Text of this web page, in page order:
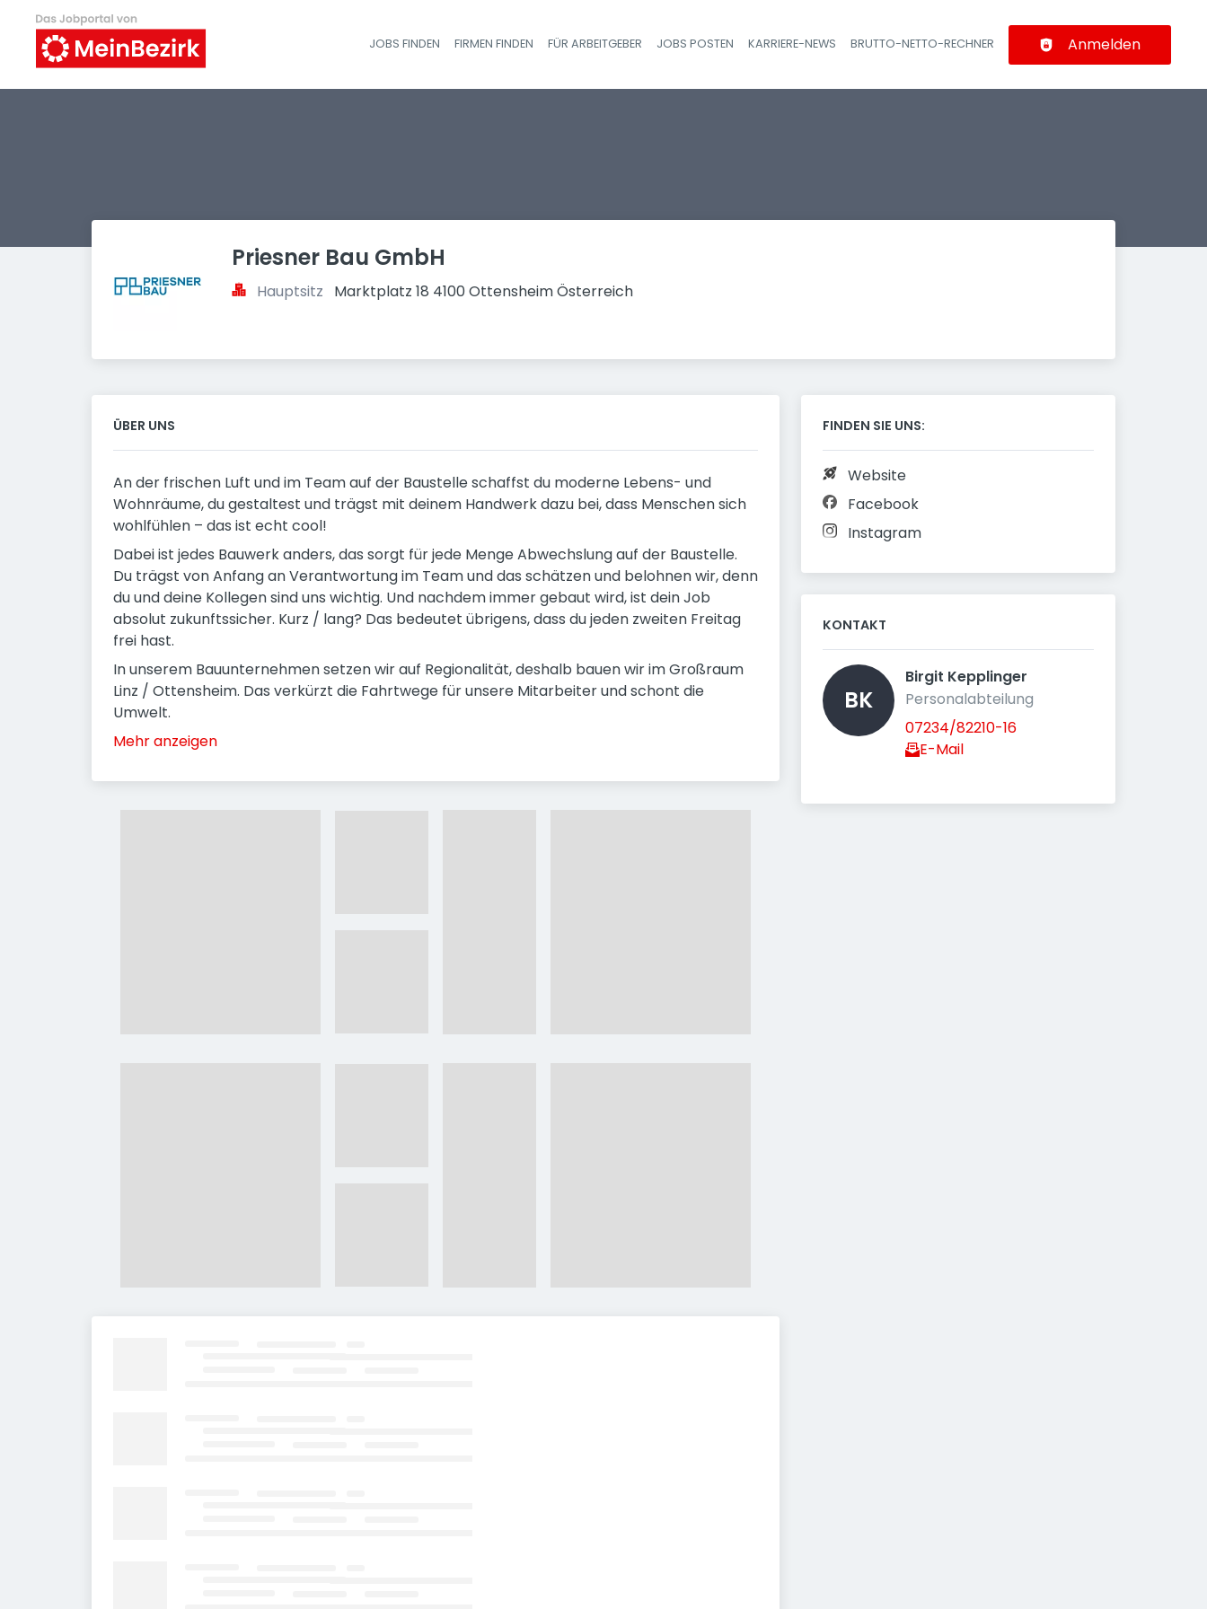
Haupt-Navigation
JOBS FINDEN FIRMEN FINDEN FÜR ARBEITGEBER JOBS POSTEN KARRIERE-NEWS BRUTTO-NETTO-RECHNER Anmelden
Priesner Bau GmbH
Hauptsitz Marktplatz 18 4100 Ottensheim Österreich
ÜBER UNS
An der frischen Luft und im Team auf der Baustelle schaffst du moderne Lebens- und
Wohnräume, du gestaltest und trägst mit deinem Handwerk dazu bei, dass Menschen sich
wohlfühlen – das ist echt cool!
Dabei ist jedes Bauwerk anders, das sorgt für jede Menge Abwechslung auf der Baustelle.
Du trägst von Anfang an Verantwortung im Team und das schätzen und belohnen wir, denn
du und deine Kollegen sind uns wichtig. Und nachdem immer gebaut wird, ist dein Job
absolut zukunftssicher. Kurz / lang? Das bedeutet übrigens, dass du jeden zweiten Freitag
frei hast.
In unserem Bauunternehmen setzen wir auf Regionalität, deshalb bauen wir im Großraum
Linz / Ottensheim. Das verkürzt die Fahrtwege für unsere Mitarbeiter und schont die
Umwelt.
Mehr anzeigen
FINDEN SIE UNS:
Website
Facebook
Instagram
KONTAKT
BK
Birgit Kepplinger
Personalabteilung
07234/82210-16
E-Mail